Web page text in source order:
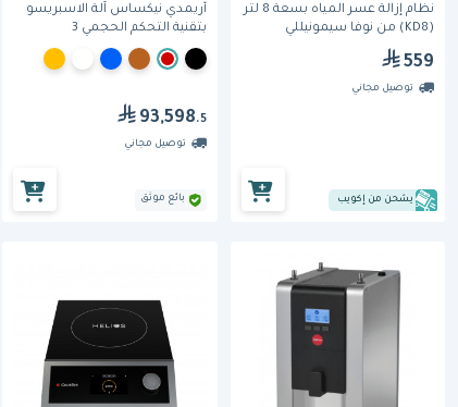
نظام إزالة عسر المياه بسعة 8 لتر
(KD8) من نوفا سيمونيللي
559
توصيل مجاني
يشحن من إكويب
أريمدي نيكساس آلة الاسبريسو
بتقنية التحكم الحجمي 3
مجموعات
93,598.5
توصيل مجاني
بائع موثق